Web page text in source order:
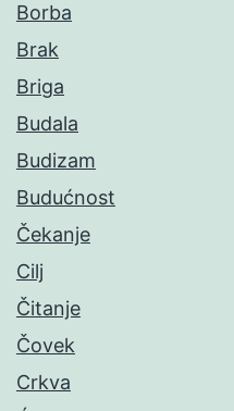
Borba
Brak
Briga
Budala
Budizam
Budućnost
Čekanje
Cilj
Čitanje
Čovek
Crkva